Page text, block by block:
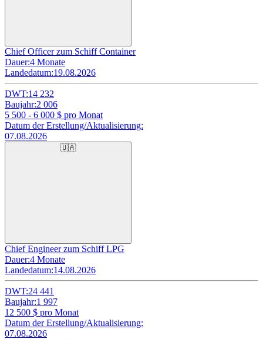
Chief Officer zum Schiff Container
Dauer:4 Monate
Landedatum:19.08.2026
DWT:14 232
Baujahr:2 006
5 500 - 6 000 $ pro Monat
Datum der Erstellung/Aktualisierung:
07.08.2026
🇺🇦
Chief Engineer zum Schiff LPG
Dauer:4 Monate
Landedatum:14.08.2026
DWT:24 441
Baujahr:1 997
12 500 $ pro Monat
Datum der Erstellung/Aktualisierung:
07.08.2026